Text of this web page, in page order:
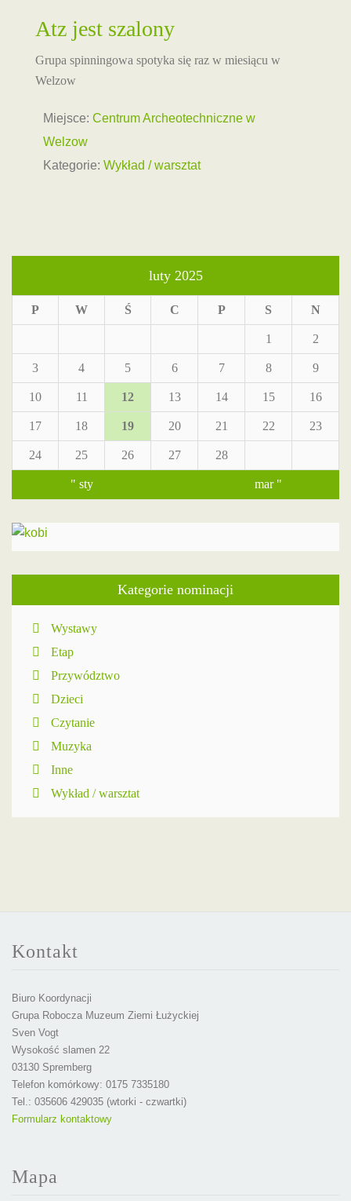
Atz jest szalony
Grupa spinningowa spotyka się raz w miesiącu w
Welzow
Miejsce: Centrum Archeotechniczne w
Welzow
Kategorie: Wykład / warsztat
luty 2025
P W Ś C P S N
1 2
3 4 5 6 7 8 9
10 11 12 13 14 15 16
17 18 19 20 21 22 23
24 25 26 27 28
" sty mar "
Kategorie nominacji
Wystawy
Etap
Przywództwo
Dzieci
Czytanie
Muzyka
Inne
Wykład / warsztat
Kontakt
Biuro Koordynacji
Grupa Robocza Muzeum Ziemi Łużyckiej
Sven Vogt
Wysokość slamen 22
03130 Spremberg
Telefon komórkowy: 0175 7335180
Tel.: 035606 429035 (wtorki - czwartki)
Formularz kontaktowy
Mapa